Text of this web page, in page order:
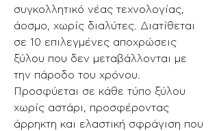
συγκολλητικό νέας τεχνολογίας,
άοσμο, χωρίς διαλύτες. Διατίθεται
σε 10 επιλεγμένες αποχρώσεις
ξύλου που δεν μεταβάλλονται με
την πάροδο του χρόνου.
Προσφύεται σε κάθε τύπο ξύλου
χωρίς αστάρι, προσφέροντας
άρρηκτη και ελαστική σφράγιση που